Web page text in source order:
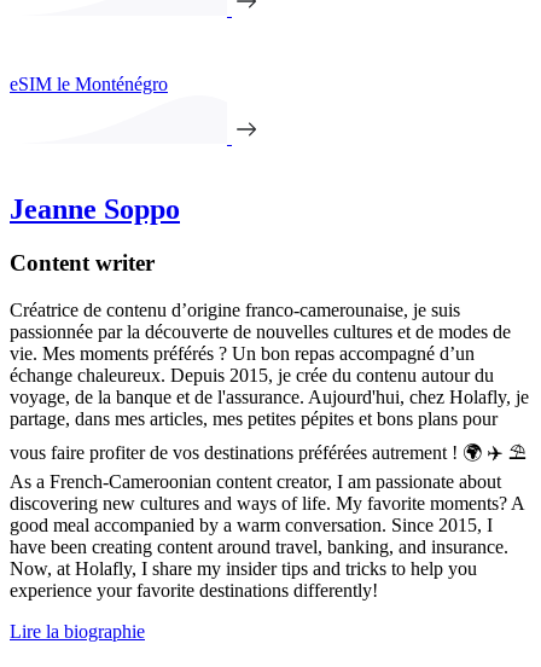
eSIM le Monténégro
Jeanne Soppo
Content writer
Créatrice de contenu d’origine franco-camerounaise, je suis
passionnée par la découverte de nouvelles cultures et de modes de
vie. Mes moments préférés ? Un bon repas accompagné d’un
échange chaleureux. Depuis 2015, je crée du contenu autour du
voyage, de la banque et de l'assurance. Aujourd'hui, chez Holafly, je
partage, dans mes articles, mes petites pépites et bons plans pour
vous faire profiter de vos destinations préférées autrement ! 🌍 ✈️ ⛱
As a French-Cameroonian content creator, I am passionate about
discovering new cultures and ways of life. My favorite moments? A
good meal accompanied by a warm conversation. Since 2015, I
have been creating content around travel, banking, and insurance.
Now, at Holafly, I share my insider tips and tricks to help you
experience your favorite destinations differently!
Lire la biographie